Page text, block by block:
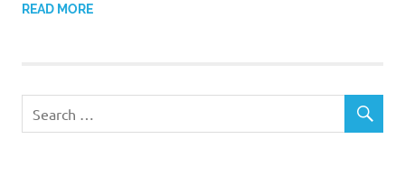
READ MORE